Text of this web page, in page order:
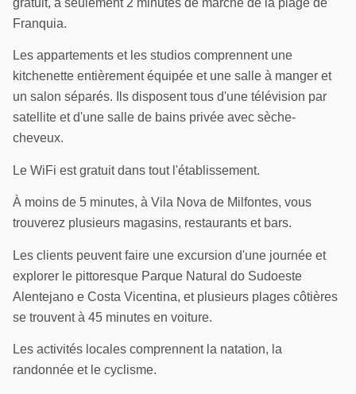
gratuit, à seulement 2 minutes de marche de la plage de
Franquia.
Les appartements et les studios comprennent une
kitchenette entièrement équipée et une salle à manger et
un salon séparés. Ils disposent tous d'une télévision par
satellite et d'une salle de bains privée avec sèche-
cheveux.
Le WiFi est gratuit dans tout l'établissement.
À moins de 5 minutes, à Vila Nova de Milfontes, vous
trouverez plusieurs magasins, restaurants et bars.
Les clients peuvent faire une excursion d'une journée et
explorer le pittoresque Parque Natural do Sudoeste
Alentejano e Costa Vicentina, et plusieurs plages côtières
se trouvent à 45 minutes en voiture.
Les activités locales comprennent la natation, la
randonnée et le cyclisme.